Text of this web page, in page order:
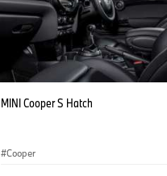
MINI Cooper S Hatch
Cooper